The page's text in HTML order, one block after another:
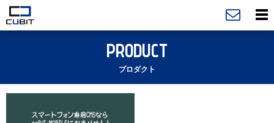
PRODUCT
プロダクト